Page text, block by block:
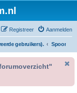
Aanmelden
Registreer
gebruikers). Spoor